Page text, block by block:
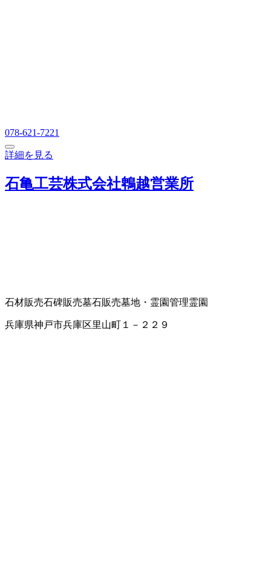
078-621-7221
詳細を見る
石亀工芸株式会社鵯越営業所
石材販売石碑販売墓石販売墓地・霊園管理霊園
兵庫県神戸市兵庫区里山町１－２２９